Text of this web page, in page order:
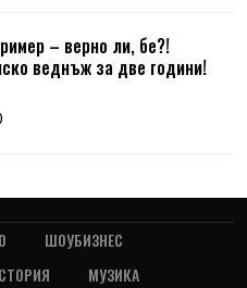
– верно ли, бе?!
веднъж за две години!
ШОУБИЗНЕС
МУЗИКА